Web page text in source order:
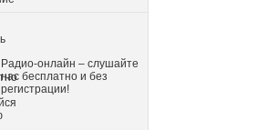
Радио-онлайн – слушайте
нас бесплатно и без
регистрации!